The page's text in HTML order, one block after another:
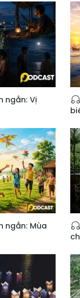
ngắn: Vị
ngắn: Mùa